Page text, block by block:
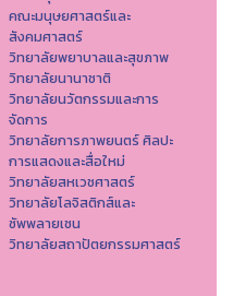
คณะมนุษยศาสตร์และ
สังคมศาสตร์
วิทยาลัยพยาบาลและสุขภาพ
วิทยาลัยนานาชาติ
วิทยาลัยนวัตกรรมและการ
จัดการ
วิทยาลัยการภาพยนตร์ ศิลปะ
การแสดงและสื่อใหม่
วิทยาลัยสหเวชศาสตร์
วิทยาลัยโลจิสติกส์และ
ซัพพลายเชน
วิทยาลัยสถาปัตยกรรมศาสตร์